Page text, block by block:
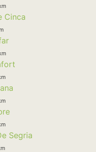
Cinca
Segria